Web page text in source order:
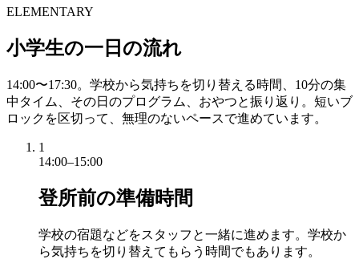
ELEMENTARY
小学生の一日の流れ
14:00〜17:30。学校から気持ちを切り替える時間、10分の集
中タイム、その日のプログラム、おやつと振り返り。短いブ
ロックを区切って、無理のないペースで進めています。
1
14:00–15:00
登所前の準備時間
学校の宿題などをスタッフと一緒に進めます。学校か
ら気持ちを切り替えてもらう時間でもあります。